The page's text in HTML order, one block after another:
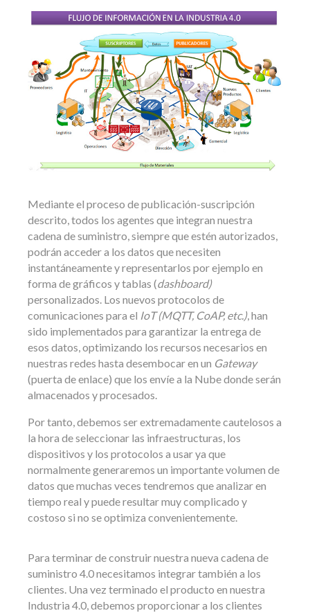
Mediante el proceso de publicación-suscripción
descrito, todos los agentes que integran nuestra
cadena de suministro, siempre que estén autorizados,
podrán acceder a los datos que necesiten
instantáneamente y representarlos por ejemplo en
forma de gráficos y tablas (dashboard)
personalizados. Los nuevos protocolos de
comunicaciones para el IoT (MQTT, CoAP, etc.), han
sido implementados para garantizar la entrega de
esos datos, optimizando los recursos necesarios en
nuestras redes hasta desembocar en un Gateway
(puerta de enlace) que los envíe a la Nube donde serán
almacenados y procesados.
Por tanto, debemos ser extremadamente cautelosos a
la hora de seleccionar las infraestructuras, los
dispositivos y los protocolos a usar ya que
normalmente generaremos un importante volumen de
datos que muchas veces tendremos que analizar en
tiempo real y puede resultar muy complicado y
costoso si no se optimiza convenientemente.
Para terminar de construir nuestra nueva cadena de
suministro 4.0 necesitamos integrar también a los
clientes. Una vez terminado el producto en nuestra
Industria 4.0, debemos proporcionar a los clientes